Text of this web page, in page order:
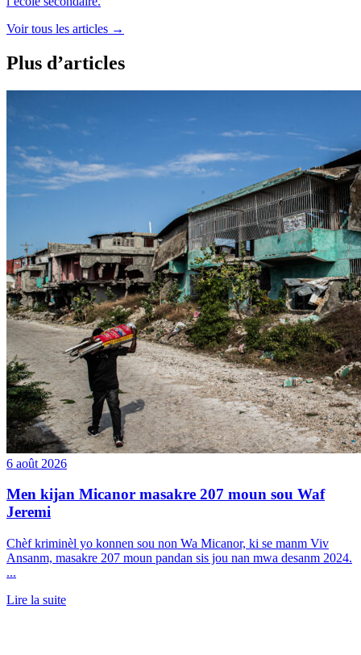
Voir tous les articles →
Plus d’articles
6 août 2026
Men kijan Micanor masakre 207 moun sou Waf
Jeremi
Chèf kriminèl yo konnen sou non Wa Micanor, ki se manm Viv
Ansanm, masakre 207 moun pandan sis jou nan mwa desanm 2024.
...
Lire la suite